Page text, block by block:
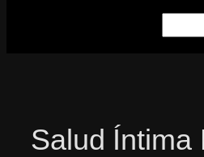
Salud Íntima